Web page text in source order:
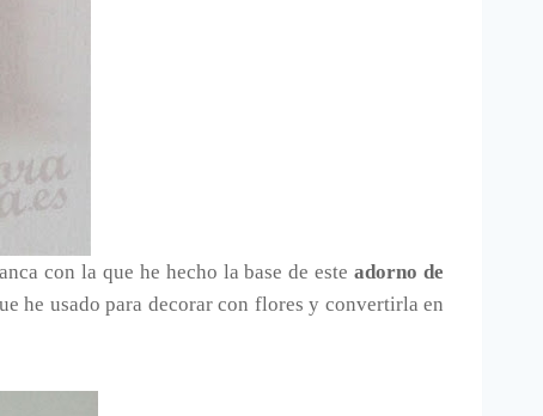
con la que he hecho la base de esteadorno de
he usado para decorar con flores y convertirla en